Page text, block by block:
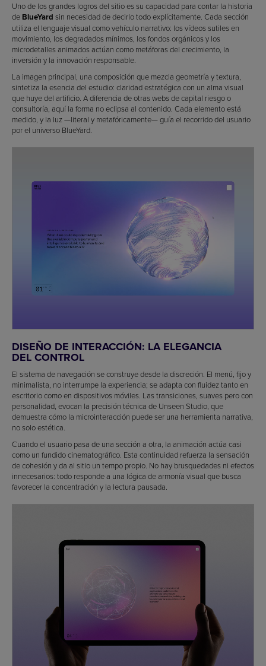
Uno de los grandes logros del sitio es su capacidad para contar la historia
de BlueYard sin necesidad de decirlo todo explícitamente. Cada sección
utiliza el lenguaje visual como vehículo narrativo: los vídeos sutiles en
movimiento, los degradados mínimos, los fondos orgánicos y los
microdetalles animados actúan como metáforas del crecimiento, la
inversión y la innovación responsable.
La imagen principal, una composición que mezcla geometría y textura,
sintetiza la esencia del estudio: claridad estratégica con un alma visual
que huye del artificio. A diferencia de otras webs de capital riesgo o
consultoría, aquí la forma no eclipsa al contenido. Cada elemento está
medido, y la luz —literal y metafóricamente— guía el recorrido del usuario
por el universo BlueYard.
DISEÑO DE INTERACCIÓN: LA ELEGANCIA
DEL CONTROL
El sistema de navegación se construye desde la discreción. El menú, fijo y
minimalista, no interrumpe la experiencia; se adapta con fluidez tanto en
escritorio como en dispositivos móviles. Las transiciones, suaves pero con
personalidad, evocan la precisión técnica de Unseen Studio, que
demuestra cómo la microinteracción puede ser una herramienta narrativa,
no solo estética.
Cuando el usuario pasa de una sección a otra, la animación actúa casi
como un fundido cinematográfico. Esta continuidad refuerza la sensación
de cohesión y da al sitio un tempo propio. No hay brusquedades ni efectos
innecesarios: todo responde a una lógica de armonía visual que busca
favorecer la concentración y la lectura pausada.